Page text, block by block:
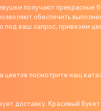
получают прекрасные
обеспечить
ваш запрос, привезем
посмотрите наш
доставку. Красивый